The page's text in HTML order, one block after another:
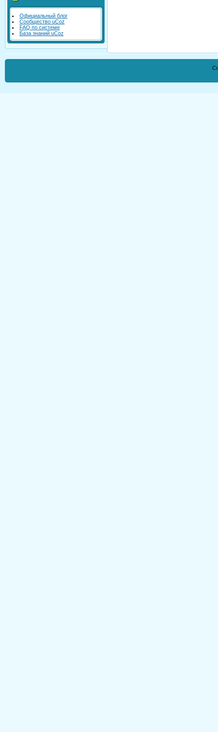
Официальный блог
Сообщество uCoz
FAQ по системе
База знаний uCoz